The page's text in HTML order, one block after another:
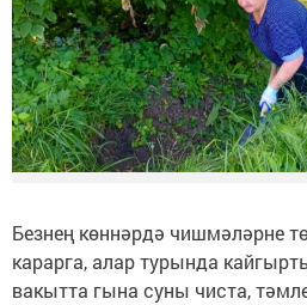
Безнең көннәрдә чишмәләрне
карарга, алар турында
вакытта гына суны чиста,